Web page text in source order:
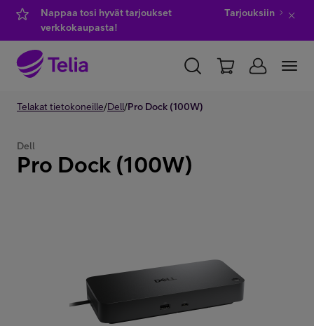
Nappaa tosi hyvät tarjoukset
verkkokaupasta!
Tarjouksiin
YKSITYISILLE YRITYKSILLE WHOLESALE
Telakat tietokoneille/Dell/Pro Dock (100W)
Dell
Pro Dock (100W)